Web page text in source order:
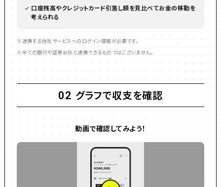
口座残高やクレジットカード引落し額を見比べてお金の移動を
考えられる
連携する他社サービスへのログイン情報が必要です。
全ての銀行や証券会社と連携できるものではございません。
02 グラフで収支を確認
動画で確認してみよう！